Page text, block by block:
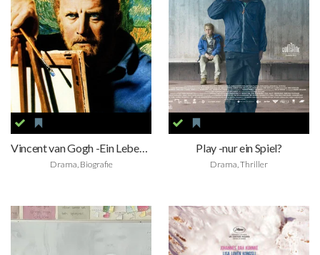
Vincent van Gogh -Ein Leben in Leidenschaft
Drama, Biografie
Play -nur ein Spiel?
Drama, Thriller